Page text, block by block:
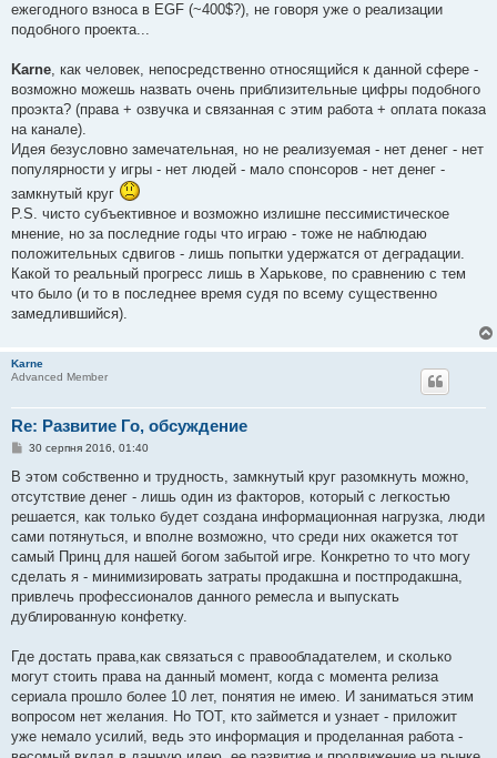
ежегодного взноса в EGF (~400$?), не говоря уже о реализации
подобного проекта...
Karne, как человек, непосредственно относящийся к данной сфере -
возможно можешь назвать очень приблизительные цифры подобного
проэкта? (права + озвучка и связанная с этим работа + оплата показа
на канале).
Идея безусловно замечательная, но не реализуемая - нет денег - нет
популярности у игры - нет людей - мало спонсоров - нет денег -
замкнутый круг
P.S. чисто субъективное и возможно излишне пессимистическое
мнение, но за последние годы что играю - тоже не наблюдаю
положительных сдвигов - лишь попытки удержатся от деградации.
Какой то реальный прогресс лишь в Харькове, по сравнению с тем
что было (и то в последнее время судя по всему существенно
замедлившийся).
Karne
Advanced Member
Re: Развитие Го, обсуждение
П
в
д
о
л
е
н
я
30 серпня 2016, 01:40
В этом собственно и трудность, замкнутый круг разомкнуть можно,
отсутствие денег - лишь один из факторов, который с легкостью
решается, как только будет создана информационная нагрузка, люди
сами потянуться, и вполне возможно, что среди них окажется тот
самый Принц для нашей богом забытой игре. Конкретно то что могу
сделать я - минимизировать затраты продакшна и постпродакшна,
привлечь профессионалов данного ремесла и выпускать
дублированную конфетку.
Где достать права,как связаться с правообладателем, и сколько
могут стоить права на данный момент, когда с момента релиза
сериала прошло более 10 лет, понятия не имею. И заниматься этим
вопросом нет желания. Но ТОТ, кто займется и узнает - приложит
уже немало усилий, ведь это информация и проделанная работа -